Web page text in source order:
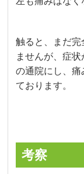
触ると、まだ完
ませんが、症
の通院にし、痛
ております。
考察